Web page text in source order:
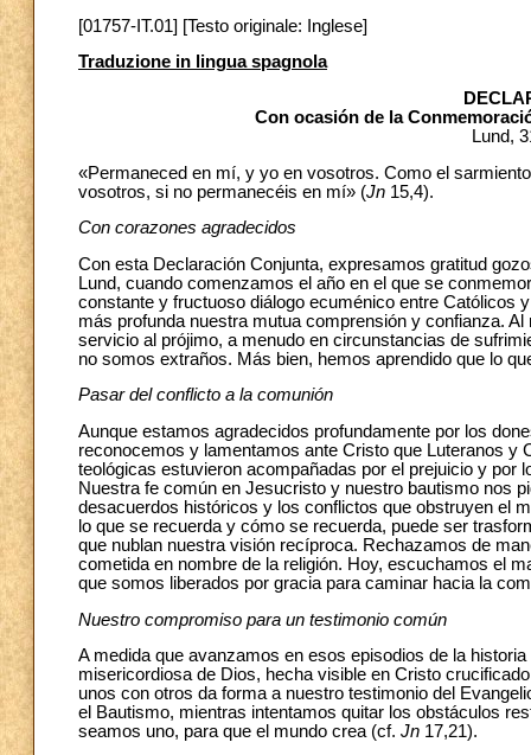
[01757-IT.01] [Testo originale: Inglese]
Traduzione in lingua spagnola
Con ocasión de la
Lund,
«Permaneced en mí, y yo en vosotros. Como el
vosotros, si no permanecéis en mí» (Jn 15,4).
Con corazones agradecidos
Con esta Declaración Conjunta, expresamos gratitud
Lund, cuando comenzamos el año en el que se
constante y fructuoso diálogo ecuménico entre Católicos
más profunda nuestra mutua comprensión y confianza.
servicio al prójimo, a menudo en circunstancias de
no somos extraños. Más bien, hemos aprendido que lo
Pasar del conflicto a la comunión
Aunque estamos agradecidos profundamente por los
reconocemos y lamentamos ante Cristo que Luteranos y
teológicas estuvieron acompañadas por el prejuicio y por
Nuestra fe común en Jesucristo y nuestro bautismo nos
desacuerdos históricos y los conflictos que obstruyen el
lo que se recuerda y cómo se recuerda, puede ser
que nublan nuestra visión recíproca. Rechazamos de
cometida en nombre de la religión. Hoy, escuchamos el
que somos liberados por gracia para caminar hacia la
Nuestro compromiso para un testimonio común
A medida que avanzamos en esos episodios de la
misericordiosa de Dios, hecha visible en Cristo
unos con otros da forma a nuestro testimonio del
el Bautismo, mientras intentamos quitar los obstáculos
seamos uno, para que el mundo crea (cf. Jn 17,21).